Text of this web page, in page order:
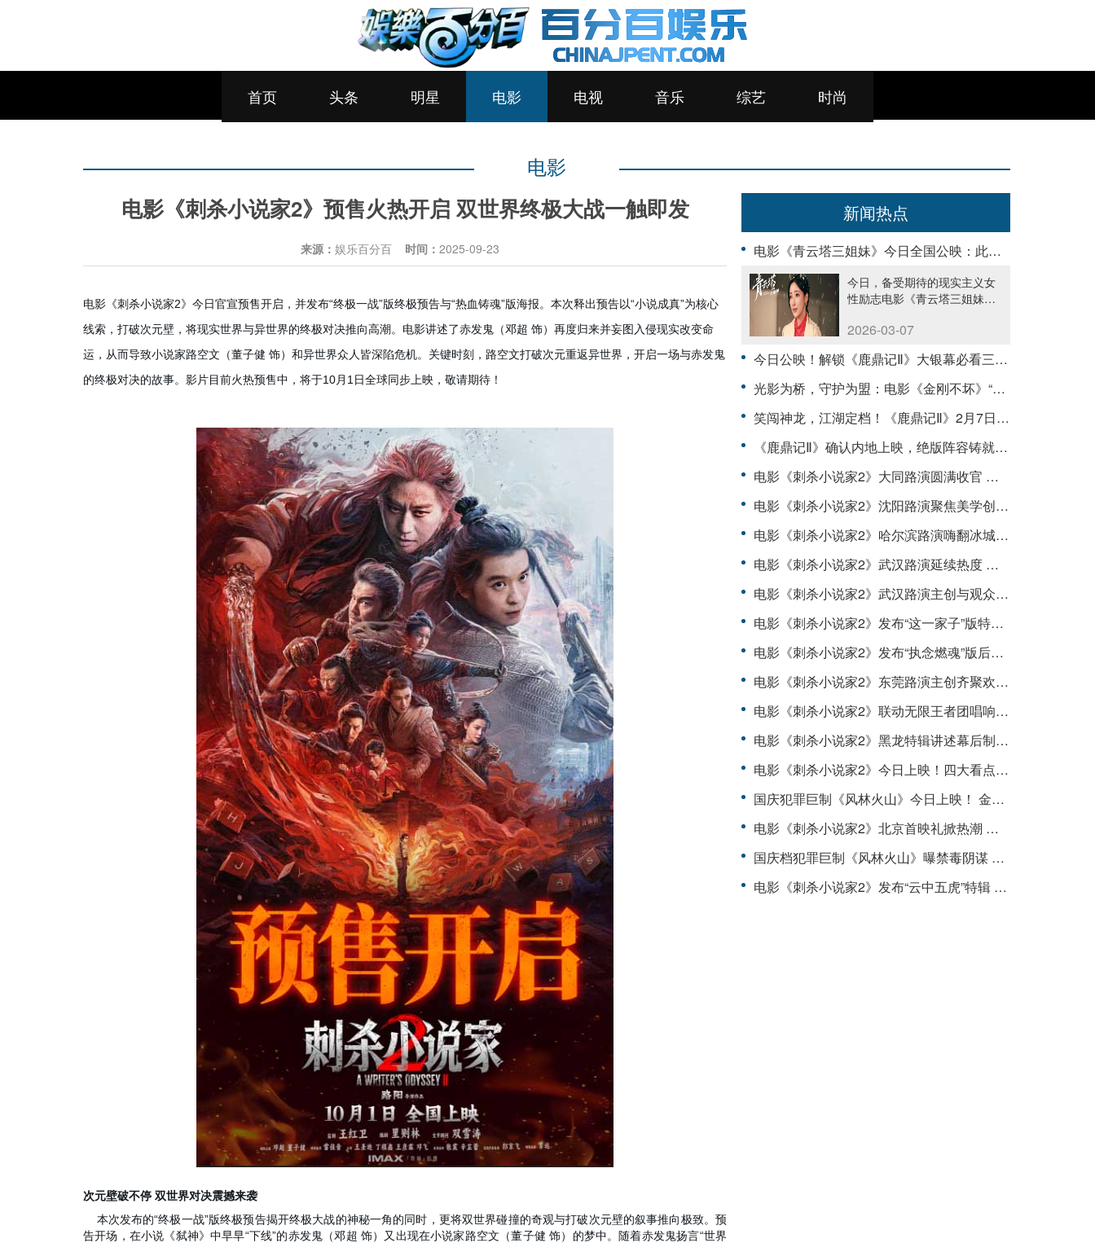
首页 头条 明星 电影 电视 音乐 综艺 时尚
电影
电影《刺杀小说家2》预售火热开启 双世界终极大战一触即发
来源： 娱乐百分百 时间： 2025-09-23
电影《刺杀小说家2》今日官宣预售开启，并发布“终极一战”版终极预告与“热血铸魂”版海报。本次释出预告以“小说成真”为核心
线索，打破次元壁，将现实世界与异世界的终极对决推向高潮。电影讲述了赤发鬼（邓超 饰）再度归来并妄图入侵现实改变命
运，从而导致小说家路空文（董子健 饰）和异世界众人皆深陷危机。关键时刻，路空文打破次元重返异世界，开启一场与赤发鬼
的终极对决的故事。影片目前火热预售中，将于10月1日全球同步上映，敬请期待！
次元壁破不停 双世界对决震撼来袭
本次发布的“终极一战”版终极预告揭开终极大战的神秘一角的同时，更将双世界碰撞的奇观与打破次元壁的叙事推向极致。预
告开场，在小说《弑神》中早早“下线”的赤发鬼（邓超 饰）又出现在小说家路空文（董子健 饰）的梦中。随着赤发鬼扬言“世界
新闻热点
电影《青云塔三姐妹》今日全国公映：此心安处是吾乡
今日，备受期待的现实主义女
性励志电影《青云塔三姐妹》
2026-03-07
今日公映！解锁《鹿鼎记Ⅱ》大银幕必看三重惊喜：原味、笑料与绝唱
光影为桥，守护为盟：电影《金刚不坏》“带鑫鑫回家”公益行动在京举行，探索“电影+公益”长效新范式
笑闯神龙，江湖定档！《鹿鼎记Ⅱ》2月7日原味归来，绝版阵容大银幕重生
《鹿鼎记Ⅱ》确认内地上映，绝版阵容铸就时代绝唱
电影《刺杀小说家2》大同路演圆满收官 凡人勇气唤醒观众心中的热血
电影《刺杀小说家2》沈阳路演聚焦美学创新 一场东方美学与现代影像的完美融合
电影《刺杀小说家2》哈尔滨路演嗨翻冰城 主创畅聊影片燃爽对决与双向救赎
电影《刺杀小说家2》武汉路演延续热度 主创深度解读角色成长心路历程
电影《刺杀小说家2》武汉路演主创与观众畅聊 角色弧光与热血故事获满堂彩
电影《刺杀小说家2》发布“这一家子”版特辑揭秘幕后温情 苏州路演主创动情分享片场羁绊
电影《刺杀小说家2》发布“执念燃魂”版后告片邓超董子健执刃破局 南昌路演现场主创分享拍摄细节
电影《刺杀小说家2》东莞路演主创齐聚欢乐多 六年陪伴见证共同成长
电影《刺杀小说家2》联动无限王者团唱响《不灭》 贵阳路演现场主创集体玩抽象
电影《刺杀小说家2》黑龙特辑讲述幕后制作故事 全国路演开启首站重庆观众表白震撼视效
电影《刺杀小说家2》今日上映！四大看点揭开“小说家宇宙”IP新篇章
国庆犯罪巨制《风林火山》今日上映！ 金城武梁家辉棋逢对手血色厮杀张力拉满
电影《刺杀小说家2》北京首映礼掀热潮 现场虚实交织打破次元壁
国庆档犯罪巨制《风林火山》曝禁毒阴谋 日常药物竟成为毒贩洗白工具
电影《刺杀小说家2》发布“云中五虎”特辑 群星铸魂解锁异世界英雄图鉴